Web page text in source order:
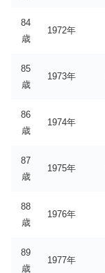
84
歳
1972年
85
歳
1973年
86
歳
1974年
87
歳
1975年
88
歳
1976年
89
歳
1977年